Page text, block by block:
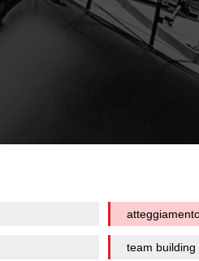
team building